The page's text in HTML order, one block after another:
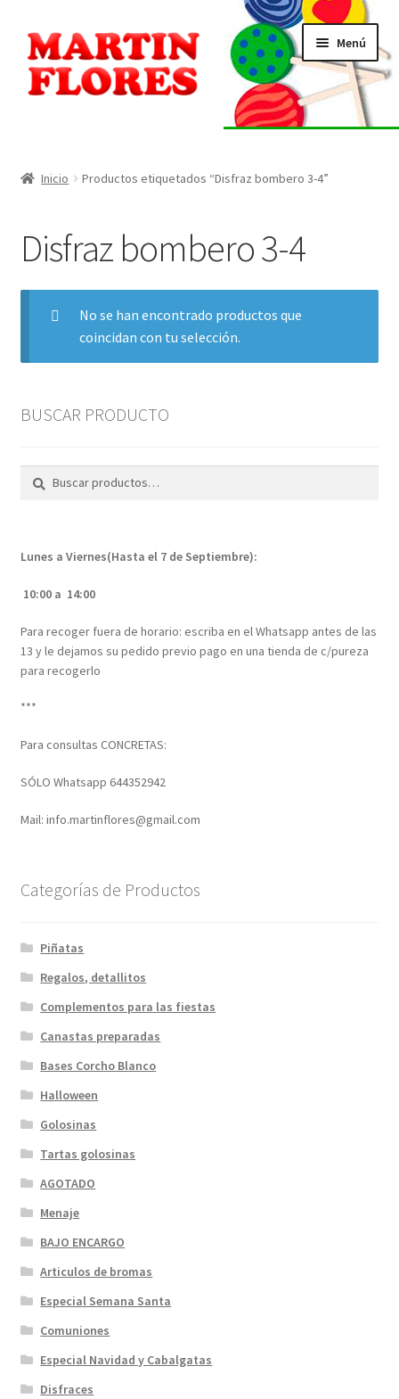
Ir
la
navegación
Ir
al
contenido
Menú
Tienda
Contacto
Inicio Productos etiquetados “Disfraz bombero 3-4”
Disfraz bombero 3-4
No se han encontrado productos que
coincidan con tu selección.
BUSCAR PRODUCTO
Buscar
Buscar
Lunes a Viernes(Hasta el 7 de Septiembre):
10:00 a 14:00
Para recoger fuera de horario: escriba en el Whatsapp antes de las
13 y le dejamos su pedido previo pago en una tienda de c/pureza
para recogerlo
***
Para consultas CONCRETAS:
SÓLO Whatsapp 644352942
Mail: info.martinflores@gmail.com
Categorías de Productos
Piñatas
Regalos, detallitos
Complementos para las fiestas
Canastas preparadas
Bases Corcho Blanco
Halloween
Golosinas
Tartas golosinas
AGOTADO
Menaje
BAJO ENCARGO
Articulos de bromas
Especial Semana Santa
Comuniones
Especial Navidad y Cabalgatas
Disfraces